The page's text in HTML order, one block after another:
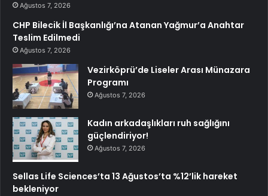
Ağustos 7, 2026
CHP Bilecik İl Başkanlığı’na Atanan Yağmur’a Anahtar
Teslim Edilmedi
Ağustos 7, 2026
Vezirköprü’de Liseler Arası Münazara
Programı
Ağustos 7, 2026
Kadın arkadaşlıkları ruh sağlığını
güçlendiriyor!
Ağustos 7, 2026
Sellas Life Sciences’ta 13 Ağustos’ta %12’lik hareket
bekleniyor